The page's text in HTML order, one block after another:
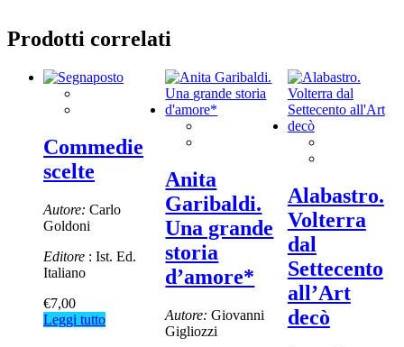
Prodotti correlati
Commedie
scelte
Autore: Carlo
Goldoni
Editore : Ist. Ed.
Italiano
€7,00
Leggi tutto
Anita
Garibaldi.
Una grande
storia
d’amore*
Autore: Giovanni
Gigliozzi
Alabastro.
Volterra
dal
Settecento
all’Art
decò